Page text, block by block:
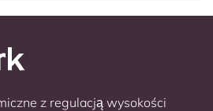
z regulacją wysokości